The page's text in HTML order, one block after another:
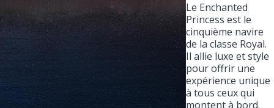
Le Enchanted
Princess est le
cinquième navire
de la classe Royal.
Il allie luxe et style
pour offrir une
expérience unique
à tous ceux qui
montent à bord.